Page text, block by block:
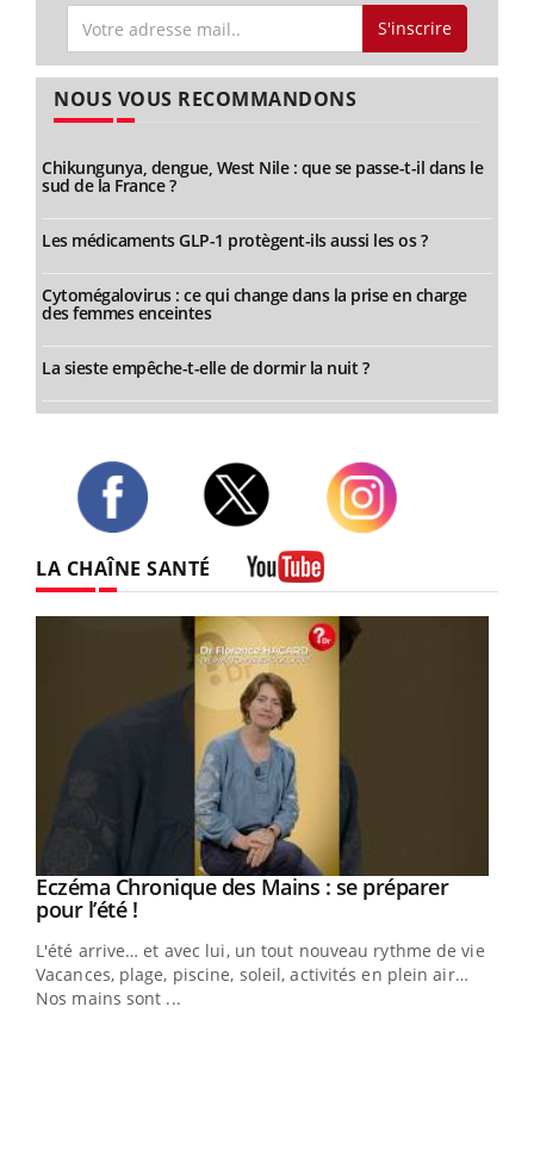
S'inscrire
NOUS VOUS RECOMMANDONS
Chikungunya, dengue, West Nile : que se passe-t-il dans le
sud de la France ?
Les médicaments GLP-1 protègent-ils aussi les os ?
Cytomégalovirus : ce qui change dans la prise en charge
des femmes enceintes
La sieste empêche-t-elle de dormir la nuit ?
LA CHAÎNE SANTÉ
Youtube
Eczéma Chronique des Mains : se préparer
pour l’été !Youtube
L'été arrive… et avec lui, un tout nouveau rythme de vie !
Vacances, plage, piscine, soleil, activités en plein air…
Nos mains sont ...